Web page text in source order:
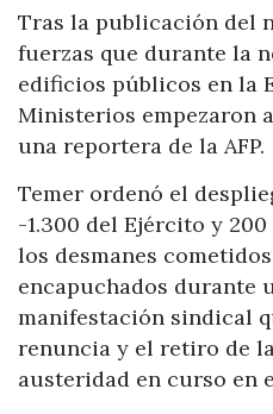
Tras la publicación del
fuerzas que durante la
edificios públicos en la
Ministerios empezaron
una reportera de la AFP.
Temer ordenó el
-1.300 del Ejército y
los desmanes
encapuchados durante
manifestación sindical
renuncia y el retiro de
austeridad en curso en